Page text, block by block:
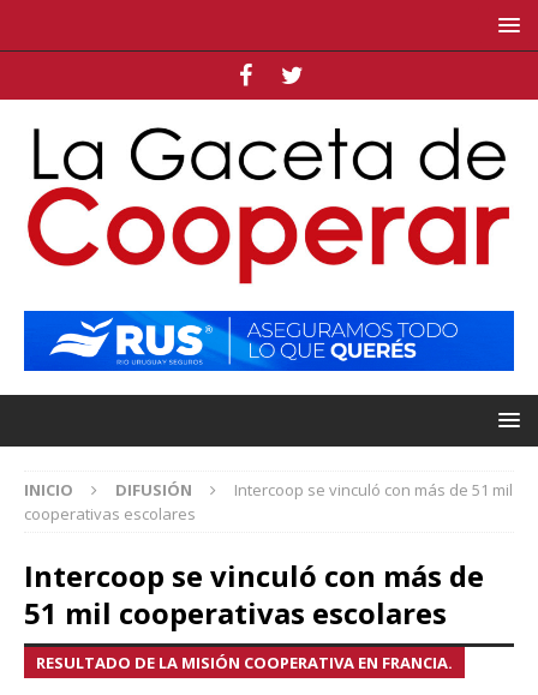
INICIO DIFUSIÓN
Intercoop se vinculó con más de 51 mil
cooperativas escolares
Intercoop se vinculó con más de
51 mil cooperativas escolares
RESULTADO DE LA MISIÓN COOPERATIVA EN FRANCIA.